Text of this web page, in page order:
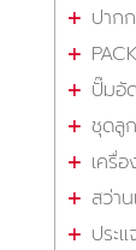
ปาก
ปั๊มอั
ชุดลู
เครื่อ
สว่า
ประ